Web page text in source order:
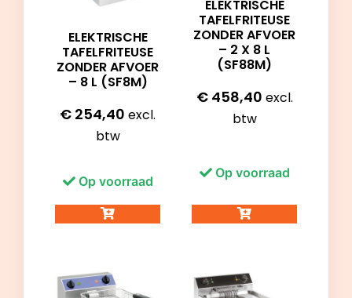
ELEKTRISCHE
TAFELFRITEUSE
ZONDER AFVOER
– 8 L (SF8M)
€ 254,40 excl.
btw
Op voorraad
ELEKTRISCHE
TAFELFRITEUSE
ZONDER AFVOER
– 2 X 8 L
(SF88M)
€458,40 excl.
btw
Op voorraad